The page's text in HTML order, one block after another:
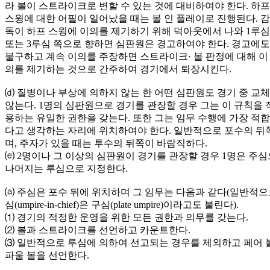
라 볼이 스트라이크로 변할 수 있는 것에 대비하여야 한다. 하프
스윙에 대한 어필이 일어났을 때는 볼 인 플레이로 진행된다. 감
독이 하프 스윙에 이의를 제기하기 위해 덕아웃에서 나와 1루심
또는 3루심 쪽으로 향하면 심판원은 경고하여야 한다. 경고에도
불구하고 계속 이의를 주장하면 스트라이크· 볼 판정에 대해 이
의를 제기하는 것으로 간주하여 경기에서 퇴장시킨다.
⒟ 질병이나 부상에 의하지 않는 한 어떤 심판원도 경기 중 교체
않는다. 1명의 심판원으로 경기를 관장할 경우 그는 이 규칙을
용하는 유일한 권한을 갖는다. 또한 그는 임무 수행에 가장 적
다고 생각하는 자리에 위치하여야 한다. 일반적으로 포수의 뒤
며, 주자가 있을 때는 투수의 뒤쪽이 바람직하다.
⒠ 2명이나 그 이상의 심판원이 경기를 관장할 경우 1명은 주심
나머지는 루심으로 지정한다.
⒜ 주심은 포수 뒤에 위치하며 그 임무는 다음과 같다(일반적으
심(umpire-in-chief)은 구심(plate umpire)이라고도 불린다).
⑴ 경기의 적정한 운영을 위한 모든 권한과 의무를 갖는다.
⑵ 볼과 스트라이크를 선언하고 카운트한다.
⑶ 일반적으로 루심에 의하여 선고되는 경우를 제외하고 페어
파울 볼을 선언한다.